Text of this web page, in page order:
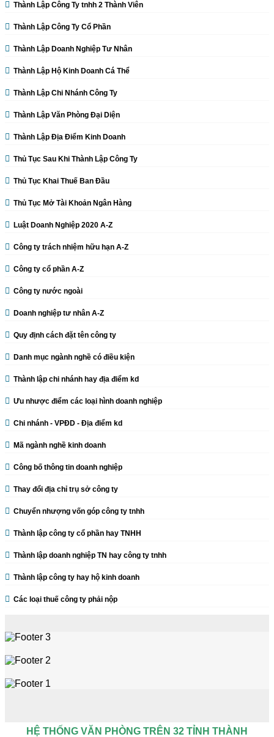
Thành Lập Công Ty tnhh 2 Thành Viên
Thành Lập Công Ty Cổ Phần
Thành Lập Doanh Nghiệp Tư Nhân
Thành Lập Hộ Kinh Doanh Cá Thể
Thành Lập Chi Nhánh Công Ty
Thành Lập Văn Phòng Đại Diện
Thành Lập Địa Điểm Kinh Doanh
Thủ Tục Sau Khi Thành Lập Công Ty
Thủ Tục Khai Thuế Ban Đầu
Thủ Tục Mở Tài Khoản Ngân Hàng
Luật Doanh Nghiệp 2020 A-Z
Công ty trách nhiệm hữu hạn A-Z
Công ty cổ phần A-Z
Công ty nước ngoài
Doanh nghiệp tư nhân A-Z
Quy định cách đặt tên công ty
Danh mục ngành nghề có điều kiện
Thành lập chi nhánh hay địa điểm kd
Ưu nhược điểm các loại hình doanh nghiệp
Chi nhánh - VPĐD - Địa điểm kd
Mã ngành nghề kinh doanh
Công bố thông tin doanh nghiệp
Thay đổi địa chỉ trụ sở công ty
Chuyển nhượng vốn góp công ty tnhh
Thành lập công ty cổ phần hay TNHH
Thành lập doanh nghiệp TN hay công ty tnhh
Thành lập công ty hay hộ kinh doanh
Các loại thuế công ty phải nộp
HỆ THỐNG VĂN PHÒNG TRÊN 32 TỈNH THÀNH